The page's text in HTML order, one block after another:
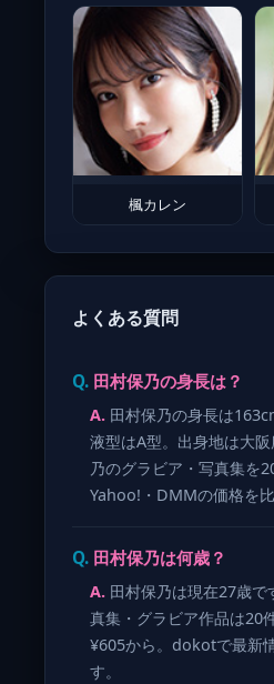
楓カレン
よくある質問
田村保乃の身長は？
田村保乃の身長は
液型はA型。出身地は大
乃のグラビア・写真集を
Yahoo!・DMMの価格を比
田村保乃は何歳？
田村保乃は現在27歳
真集・グラビア作品は20
¥605から。dokotで最新
す。